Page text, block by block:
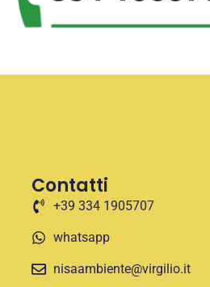
Contatti
+39 334 1905707
whatsapp
nisaambiente@virgilio.it